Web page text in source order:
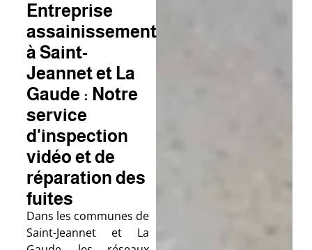
Entreprise
assainissement
à Saint-
Jeannet et La
Gaude : Notre
service
d'inspection
vidéo et de
réparation des
fuites
Dans les communes de
Saint-Jeannet et La